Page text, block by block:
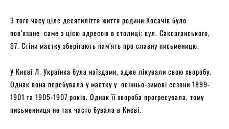
З того часу ціле десятиліття життя родини Косачів було
пов’язане саме з цією адресою в столиці: вул. Саксаганського,
97. Стіни маєтку зберігають пам’ять про славну письменицю.
У Києві Л. Українка була наїздами, адже лікували свою хворобу.
Однак вона перебувала у маєтку у осінньо-зимові сезони 1899-
1901 та 1905-1907 років. Однак її хвороба прогресувала, тому
письменниця не так часто бувала в Києві.